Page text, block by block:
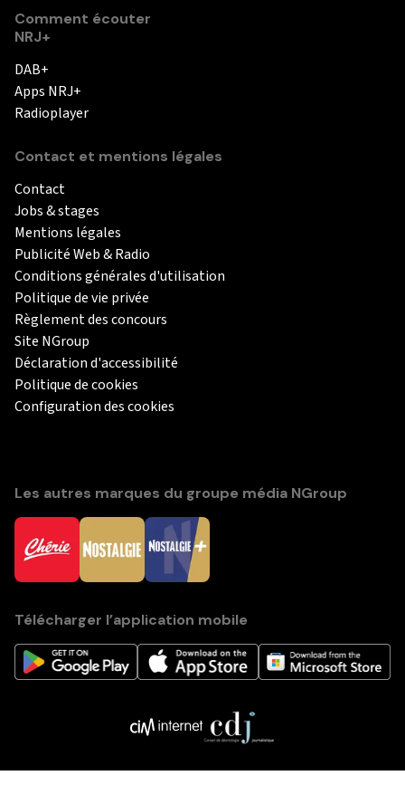
Comment écouter
NRJ+
DAB+
Apps NRJ+
Radioplayer
Contact et mentions légales
Contact
Jobs & stages
Mentions légales
Publicité Web & Radio
Conditions générales d'utilisation
Politique de vie privée
Règlement des concours
Site NGroup
Déclaration d'accessibilité
Politique de cookies
Configuration des cookies
Les autres marques du groupe média NGroup
Télécharger l’application mobile